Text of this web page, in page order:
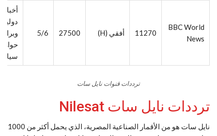
BBC World
News
11270 أفقي (H) 27500
5/6
أخبار
دولية
ترددات قنوات نايل سات
ترددات نايل سات Nilesat
نايل سات هو من الأقمار الصناعية المصرية، الذي يحمل أكثر من 1000